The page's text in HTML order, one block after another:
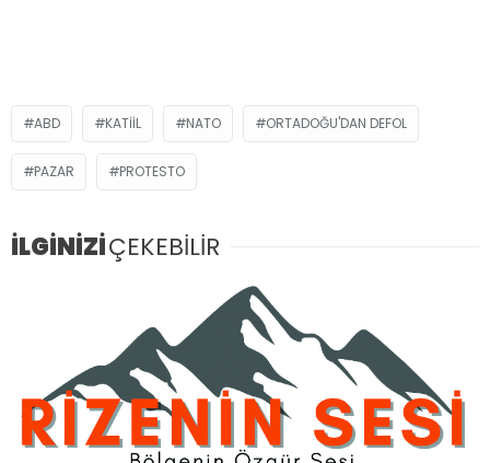
ABD KATIIL NATO ORTADOĞU'DAN DEFOL
PAZAR PROTESTO
İLGİNİZİÇEKEBİLİR